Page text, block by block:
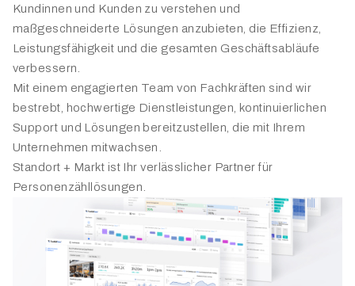
Kundinnen und Kunden zu verstehen und
maßgeschneiderte Lösungen anzubieten, die Effizienz,
Leistungsfähigkeit und die gesamten Geschäftsabläufe
verbessern.
Mit einem engagierten Team von Fachkräften sind wir
bestrebt, hochwertige Dienstleistungen, kontinuierlichen
Support und Lösungen bereitzustellen, die mit Ihrem
Unternehmen mitwachsen.
Standort + Markt ist Ihr verlässlicher Partner für
Personenzähllösungen.